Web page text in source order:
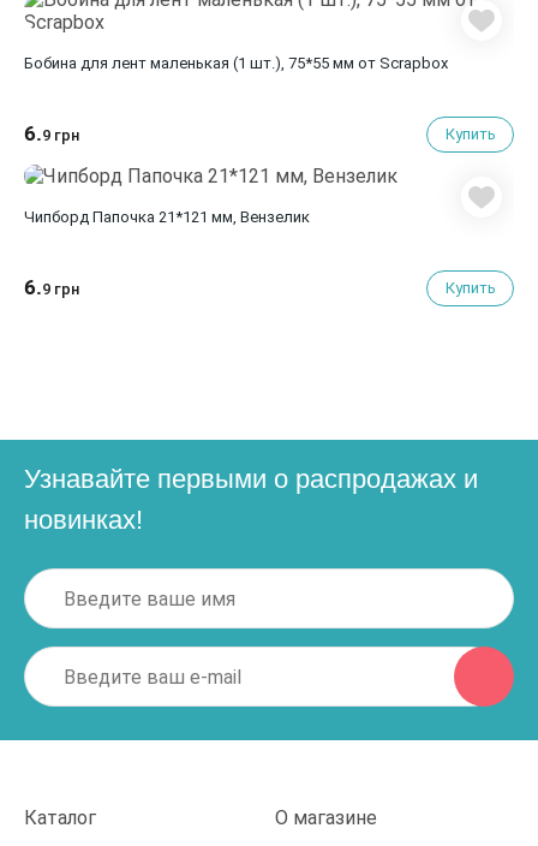
Бобина для лент маленькая (1 шт.), 75*55 мм от Scrapbox
6.9 грн Купить
Чипборд Папочка 21*121 мм, Вензелик
6.9 грн Купить
Узнавайте первыми о распродажах и
новинках!
Каталог О магазине